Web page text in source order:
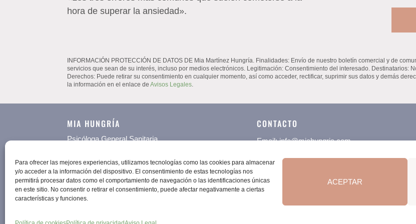
Para ofrecer las mejores experiencias, utilizamos tecnologías como las cookies para almacenar
y/o acceder a la información del dispositivo. El consentimiento de estas tecnologías nos
permitirá procesar datos como el comportamiento de navegación o las identificaciones únicas
en este sitio. No consentir o retirar el consentimiento, puede afectar negativamente a ciertas
características y funciones.
ACEPTAR
hora de superar la ansiedad».
INFORMACIÓN PROTECCIÓN DE DATOS DE Mia Martínez Hungría. Finalidades: Envío de nuestro boletín comercial y de
servicios que sean de su interés, incluso por medios electrónicos. Legitimación: Consentimiento del interesado. Destinatarios:
Derechos: Puede retirar su consentimiento en cualquier momento, así como acceder, rectificar, suprimir sus datos y demás
la información en el enlace deAvisos Legales.
MIA HUNGRÍA
Psicóloga General Sanitaria
CONTACTO
Email:info@miahungria.com
Tel. +34 687 423 319
Sesiones Online y en Barcelona (zona Sagrada
Familia)